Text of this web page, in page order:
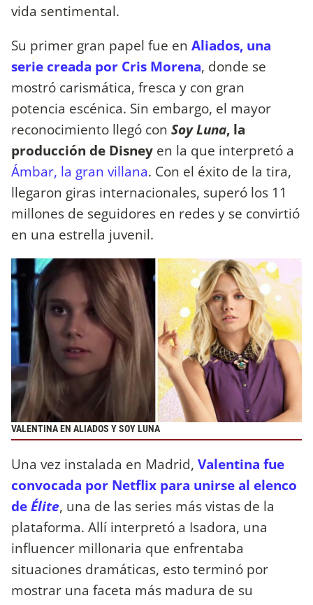
vida sentimental.
Su primer gran papel fue en Aliados, una
serie creada por Cris Morena, donde se
mostró carismática, fresca y con gran
potencia escénica. Sin embargo, el mayor
reconocimiento llegó con Soy Luna, la
producción de Disney en la que interpretó a
Ámbar, la gran villana. Con el éxito de la tira,
llegaron giras internacionales, superó los 11
millones de seguidores en redes y se convirtió
en una estrella juvenil.
VALENTINA EN ALIADOS Y SOY LUNA
Una vez instalada en Madrid, Valentina fue
convocada por Netflix para unirse al elenco
deÉlite, una de las series más vistas de la
plataforma. Allí interpretó a Isadora, una
influencer millonaria que enfrentaba
situaciones dramáticas, esto terminó por
mostrar una faceta más madura de su